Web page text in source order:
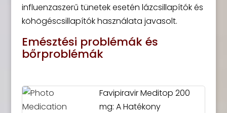
influenzaszerű tünetek esetén lázcsillapítók és
köhögéscsillapítók használata javasolt.
Emésztési problémák és
bőrproblémák
Favipiravir Meditop 200
mg: A Hatékony